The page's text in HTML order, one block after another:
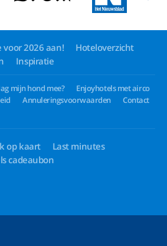
voor 2026 aan!
Hoteloverzicht
Inspiratie
mijn hond mee?
Enjoyhotels met airco
Annuleringsvoorwaarden
Contact
op kaart
Last minutes
cadeaubon